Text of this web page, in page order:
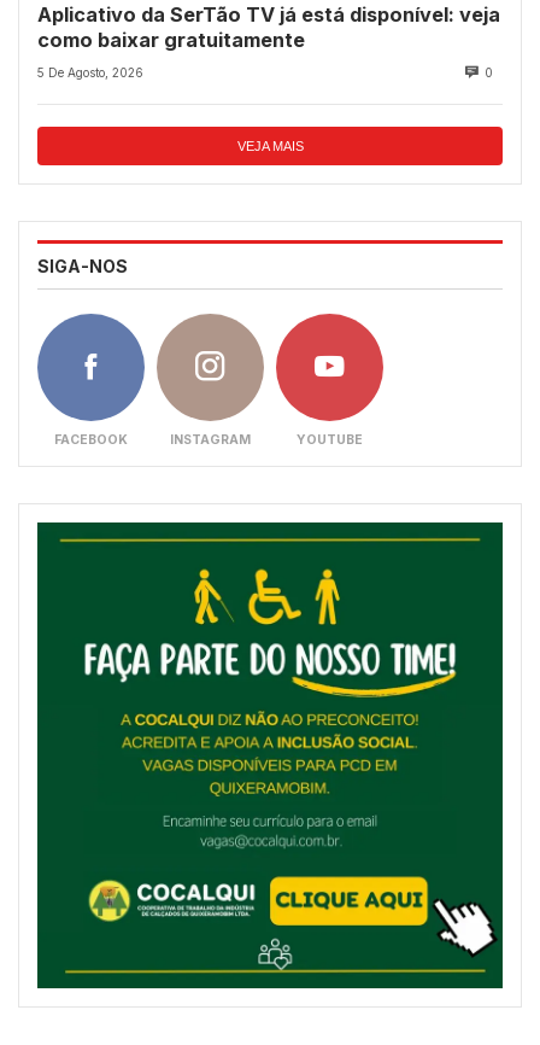
Aplicativo da SerTão TV já está disponível: veja
como baixar gratuitamente
5 De Agosto, 2026 0
VEJA MAIS
SIGA-NOS
FACEBOOK INSTAGRAM YOUTUBE